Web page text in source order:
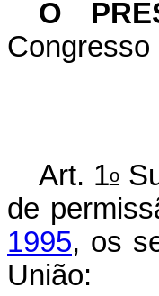
O
Congresso
Art. 1o
de
1995, os
União: